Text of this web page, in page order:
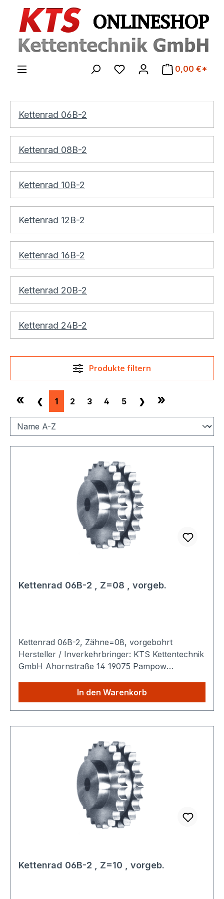
Zum Hauptinhalt springen
0,00 €*
Kettenrad 06B-2
Kettenrad 08B-2
Kettenrad 10B-2
Kettenrad 12B-2
Kettenrad 16B-2
Kettenrad 20B-2
Kettenrad 24B-2
Produkte filtern
« ❮ 1 2 3 4 5 ❯ »
Kettenrad 06B-2 , Z=08 , vorgeb.
Kettenrad 06B-2, Zähne=08, vorgebohrt
Hersteller / Inverkehrbringer: KTS Kettentechnik
GmbH Ahornstraße 14 19075 Pampow
Kettenrad 06B-2 ist ein präzisionsgefertigtes
Maschinenelement zur Kraftübertragung in
eignet sich für den Einsatz in industriellen
Anlagen, Antrieben und Fördertechniken.
Weitere technische Spezifikationen entnehmen
Sie bitte den technischen Unterlagen.
Konformität und Sicherheit: Entspricht
der Verordnung (EU) 2023/988 über die
allgemeine Produktsicherheit (GPSR) Keine
eigenständige CE-Kennzeichnung erforderlich
Für gewerbliche und industrielle Anwendungen
Typenbezeichnung ausgeliefert. Eine
In den Warenkorb
Kettenrad 06B-2 , Z=10 , vorgeb.